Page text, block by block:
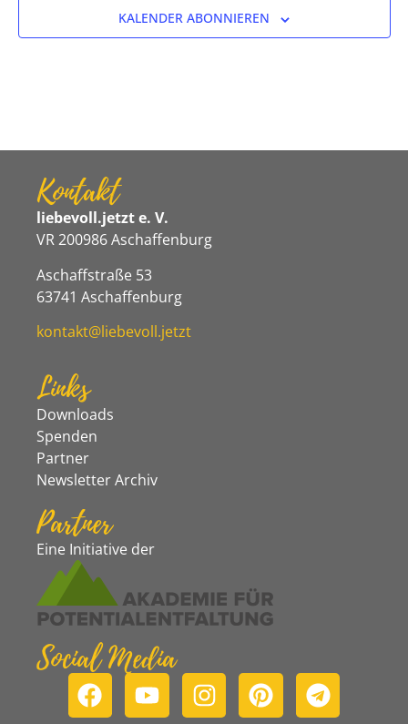
KALENDER ABONNIEREN
Kontakt
liebevoll.jetzt e. V.
VR 200986 Aschaffenburg
Aschaffstraße 53
63741 Aschaffenburg
kontakt@liebevoll.jetzt
Links
Downloads
Spenden
Partner
Newsletter Archiv
Partner
Eine Initiative der
Social Media